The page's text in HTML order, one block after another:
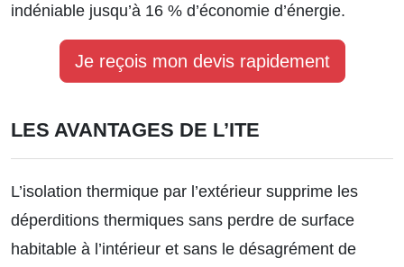
indéniable jusqu’à 16 % d’économie d’énergie.
Je reçois mon devis rapidement
LES AVANTAGES DE L’ITE
L’isolation thermique par l’extérieur supprime les
déperditions thermiques sans perdre de surface
habitable à l’intérieur et sans le désagrément de